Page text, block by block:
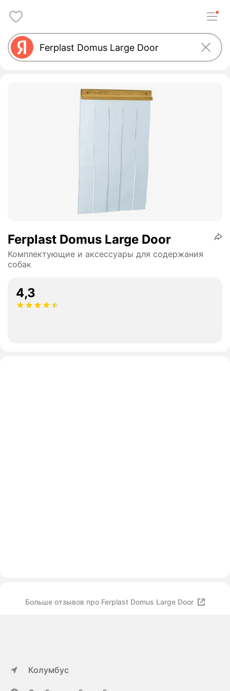
Ferplast Domus Large Door
Комплектующие и аксессуары для содержания
собак
4,3
Больше отзывов про Ferplast Domus Large Door
Колумбус